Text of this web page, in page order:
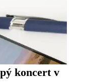
koncert v